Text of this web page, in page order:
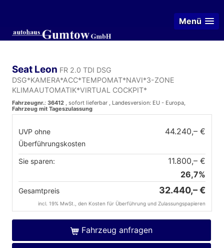
Menü
Seat Leon FR 2.0 TDI DSG
DSG*KAMERA*ACC*TEMPOMAT*NAVI*3-ZONE
KLIMAAUTOMATIK*VIRTUAL COCKPIT*
Fahrzeugnr.: 36412 , sofort lieferbar , Landesversion: EU - Europa,
Fahrzeug mit Tageszulassung
UVP ohne
Überführungskosten
44.240,– €
Sie sparen:
11.800,– €
26,7%
Gesamtpreis 32.440,– €
incl. 19% MwSt., den Kosten für Überführung und Zulassungspapieren
Fahrzeug anfragen